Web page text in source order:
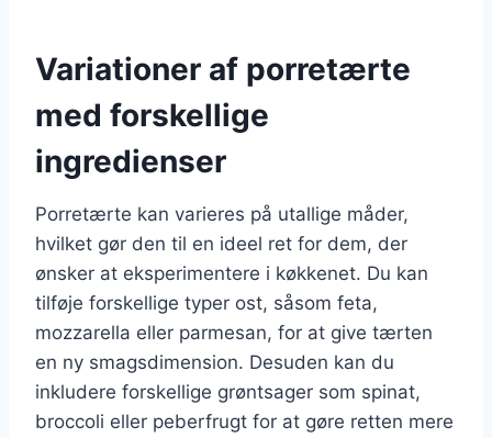
Variationer af porretærte
med forskellige
ingredienser
Porretærte kan varieres på utallige måder,
hvilket gør den til en ideel ret for dem, der
ønsker at eksperimentere i køkkenet. Du kan
tilføje forskellige typer ost, såsom feta,
mozzarella eller parmesan, for at give tærten
en ny smagsdimension. Desuden kan du
inkludere forskellige grøntsager som spinat,
broccoli eller peberfrugt for at gøre retten mere